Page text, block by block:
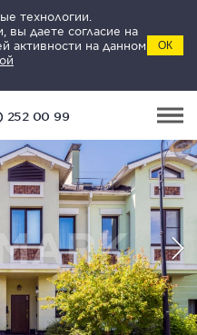
технологии.
вы даете согласие на
активности на данном
ОК
252 00 99